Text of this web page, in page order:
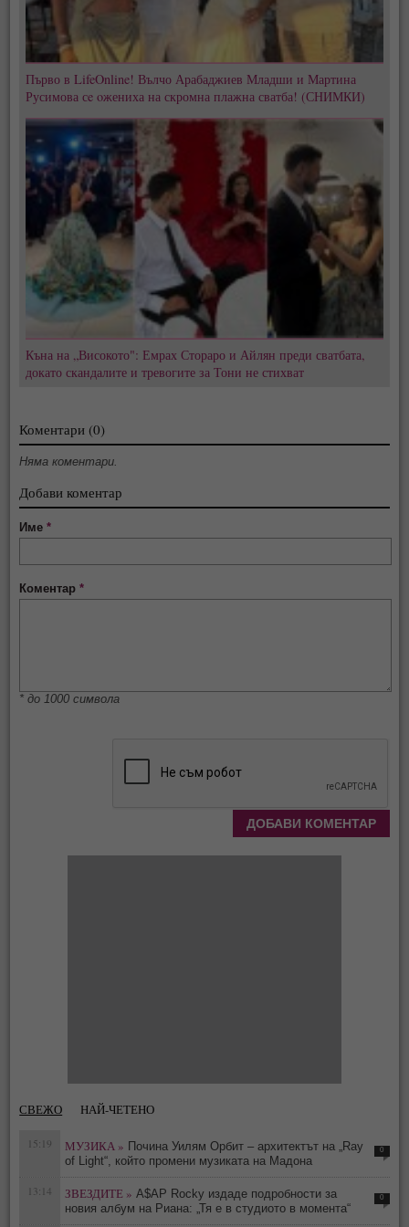
Първо в LifeOnline! Вълчо Арабаджиев Младши и Мартина
Русимова сe oжениха на скромна плажна сватба! (СНИМКИ)
Къна на „Високото": Емрах Стораро и Айлян преди сватбата,
докато скандалите и тревогите за Тони не стихват
Коментари (0)
Няма коментари.
Добави коментар
Име*
Коментар*
* до 1000 символа
СВЕЖО НАЙ-ЧЕТЕНО
15:19 МУЗИКА » Почина Уилям Орбит – архитектът на „Ray
of Light“, който промени музиката на Мадона
0
13:14 ЗВЕЗДИТЕ » A$AP Rocky издаде подробности за
новия албум на Риана: „Тя е в студиото в момента“
0